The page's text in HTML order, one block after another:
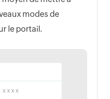
modes de
le portail.